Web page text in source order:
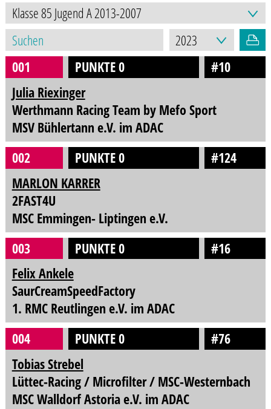
001 PUNKTE 0
#10
Julia Riexinger
Werthmann Racing Team by Mefo Sport
MSV Bühlertann e.V. im ADAC
002
PUNKTE 0
#124
MARLON KARRER
2FAST4U
MSC Emmingen- Liptingen e.V.
003
PUNKTE 0
#16
Felix Ankele
SaurCreamSpeedFactory
1. RMC Reutlingen e.V. im ADAC
004
PUNKTE 0
#76
Tobias Strebel
Lüttec-Racing / Microfilter / MSC-Westernbach
MSC Walldorf Astoria e.V. im ADAC